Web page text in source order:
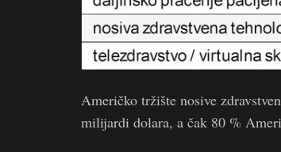
Američko tržište nosive
milijardi dolara, a čak 80 %